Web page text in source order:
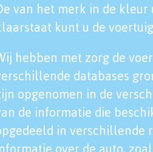
van het merk in de
kunt u de
hebben met zorg de
databases
opgenomen in de
de informatie die
in verschillende
over de auto,